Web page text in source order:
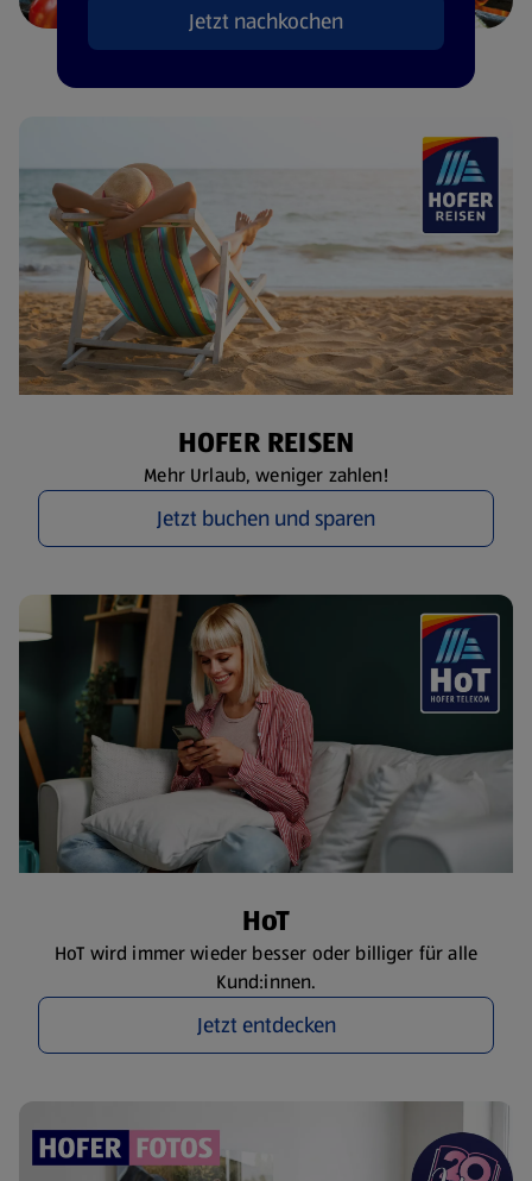
Jetzt nachkochen
HOFER REISEN
Mehr Urlaub, weniger zahlen!
Jetzt buchen und sparen
HoT
HoT wird immer wieder besser oder billiger für alle
Kund:innen.
Jetzt entdecken